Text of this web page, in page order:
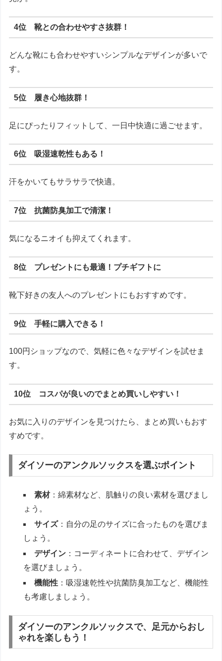
4位 靴との合わせやすさ抜群！
どんな靴にも合わせやすいシンプルなデザインが多いで
す。
5位 履き心地抜群！
足にぴったりフィットして、一日中快適に過ごせます。
6位 吸湿速乾性もある！
汗をかいてもサラサラで快適。
7位 抗菌防臭加工で清潔！
気になるニオイも抑えてくれます。
8位 プレゼントにも最適！プチギフトに
靴下好きの友人へのプレゼントにもおすすめです。
9位 手軽に購入できる！
100円ショップなので、気軽に色々なデザインを試せま
す。
10位 コスパが良いのでまとめ買いしやすい！
お気に入りのデザインを見つけたら、まとめ買いもおす
すめです。
ダイソーのアンクルソックスを選ぶポイント
素材：綿素材など、肌触りの良い素材を選びまし
ょう。
サイズ：自分の足のサイズに合ったものを選びま
しょう。
デザイン ：コーディネートに合わせて、デザイン
を選びましょう。
機能性 ：吸湿速乾性や抗菌防臭加工など、機能性
も考慮しましょう。
ダイソーのアンクルソックスで、足元からおし
ゃれを楽しもう！